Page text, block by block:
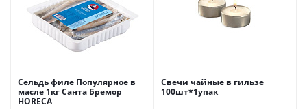
Сельдь филе Популярное в
масле 1кг Санта Бремор
HORECA
Свечи чайные в гильзе
100шт*1упак